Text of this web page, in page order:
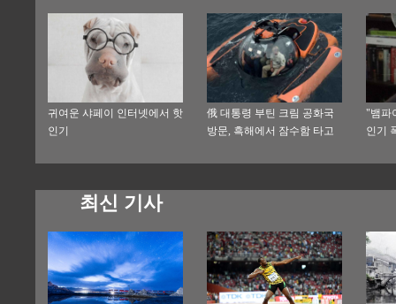
귀여운 샤페이 인터넷에서 핫
인기
俄 대통령 부틴 크림 공화국
방문, 흑해에서 잠수함 타고
"뱀파
인기
최신 기사